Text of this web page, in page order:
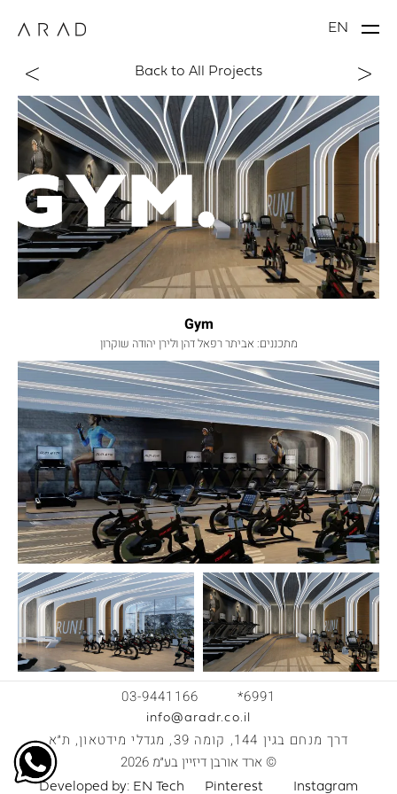
EN
Back to All Projects
Gym
מתכננים: אביתר רפאל דהן ולירן יהודה שוקרון
© ארד אורבן דיזיין בע״מ 2026
*6991
03-9441166
info@aradr.co.il
דרך מנחם בגין 144, קומה 39, מגדלי מידטאון, ת״א
Developed by: EN Tech Pinterest Instagram